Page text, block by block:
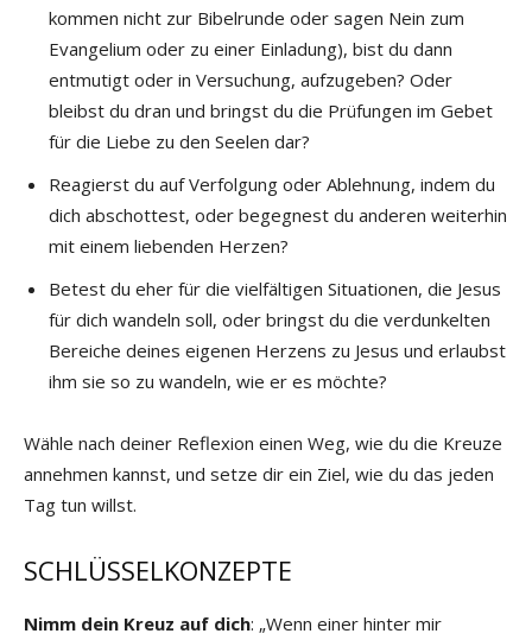
kommen nicht zur Bibelrunde oder sagen Nein zum
Evangelium oder zu einer Einladung), bist du dann
entmutigt oder in Versuchung, aufzugeben? Oder
bleibst du dran und bringst du die Prüfungen im Gebet
für die Liebe zu den Seelen dar?
Reagierst du auf Verfolgung oder Ablehnung, indem du
dich abschottest, oder begegnest du anderen weiterhin
mit einem liebenden Herzen?
Betest du eher für die vielfältigen Situationen, die Jesus
für dich wandeln soll, oder bringst du die verdunkelten
Bereiche deines eigenen Herzens zu Jesus und erlaubst
ihm sie so zu wandeln, wie er es möchte?
Wähle nach deiner Reflexion einen Weg, wie du die Kreuze
annehmen kannst, und setze dir ein Ziel, wie du das jeden
Tag tun willst.
SCHLÜSSELKONZEPTE
Nimm dein Kreuz auf dich: „Wenn einer hinter mir